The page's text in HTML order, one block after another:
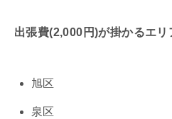
出張費(2,000円)が掛かるエリ
旭区
泉区